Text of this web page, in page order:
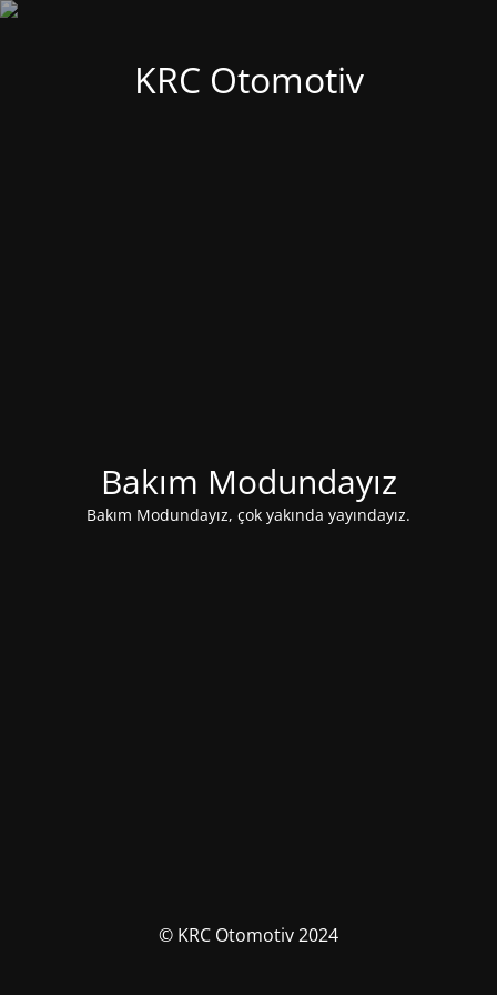
KRC Otomotiv
Bakım Modundayız
Bakım Modundayız, çok yakında yayındayız.
© KRC Otomotiv 2024